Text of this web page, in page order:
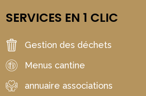
SERVICES EN 1 CLIC
Gestion des déchets
Menus cantine
annuaire associations